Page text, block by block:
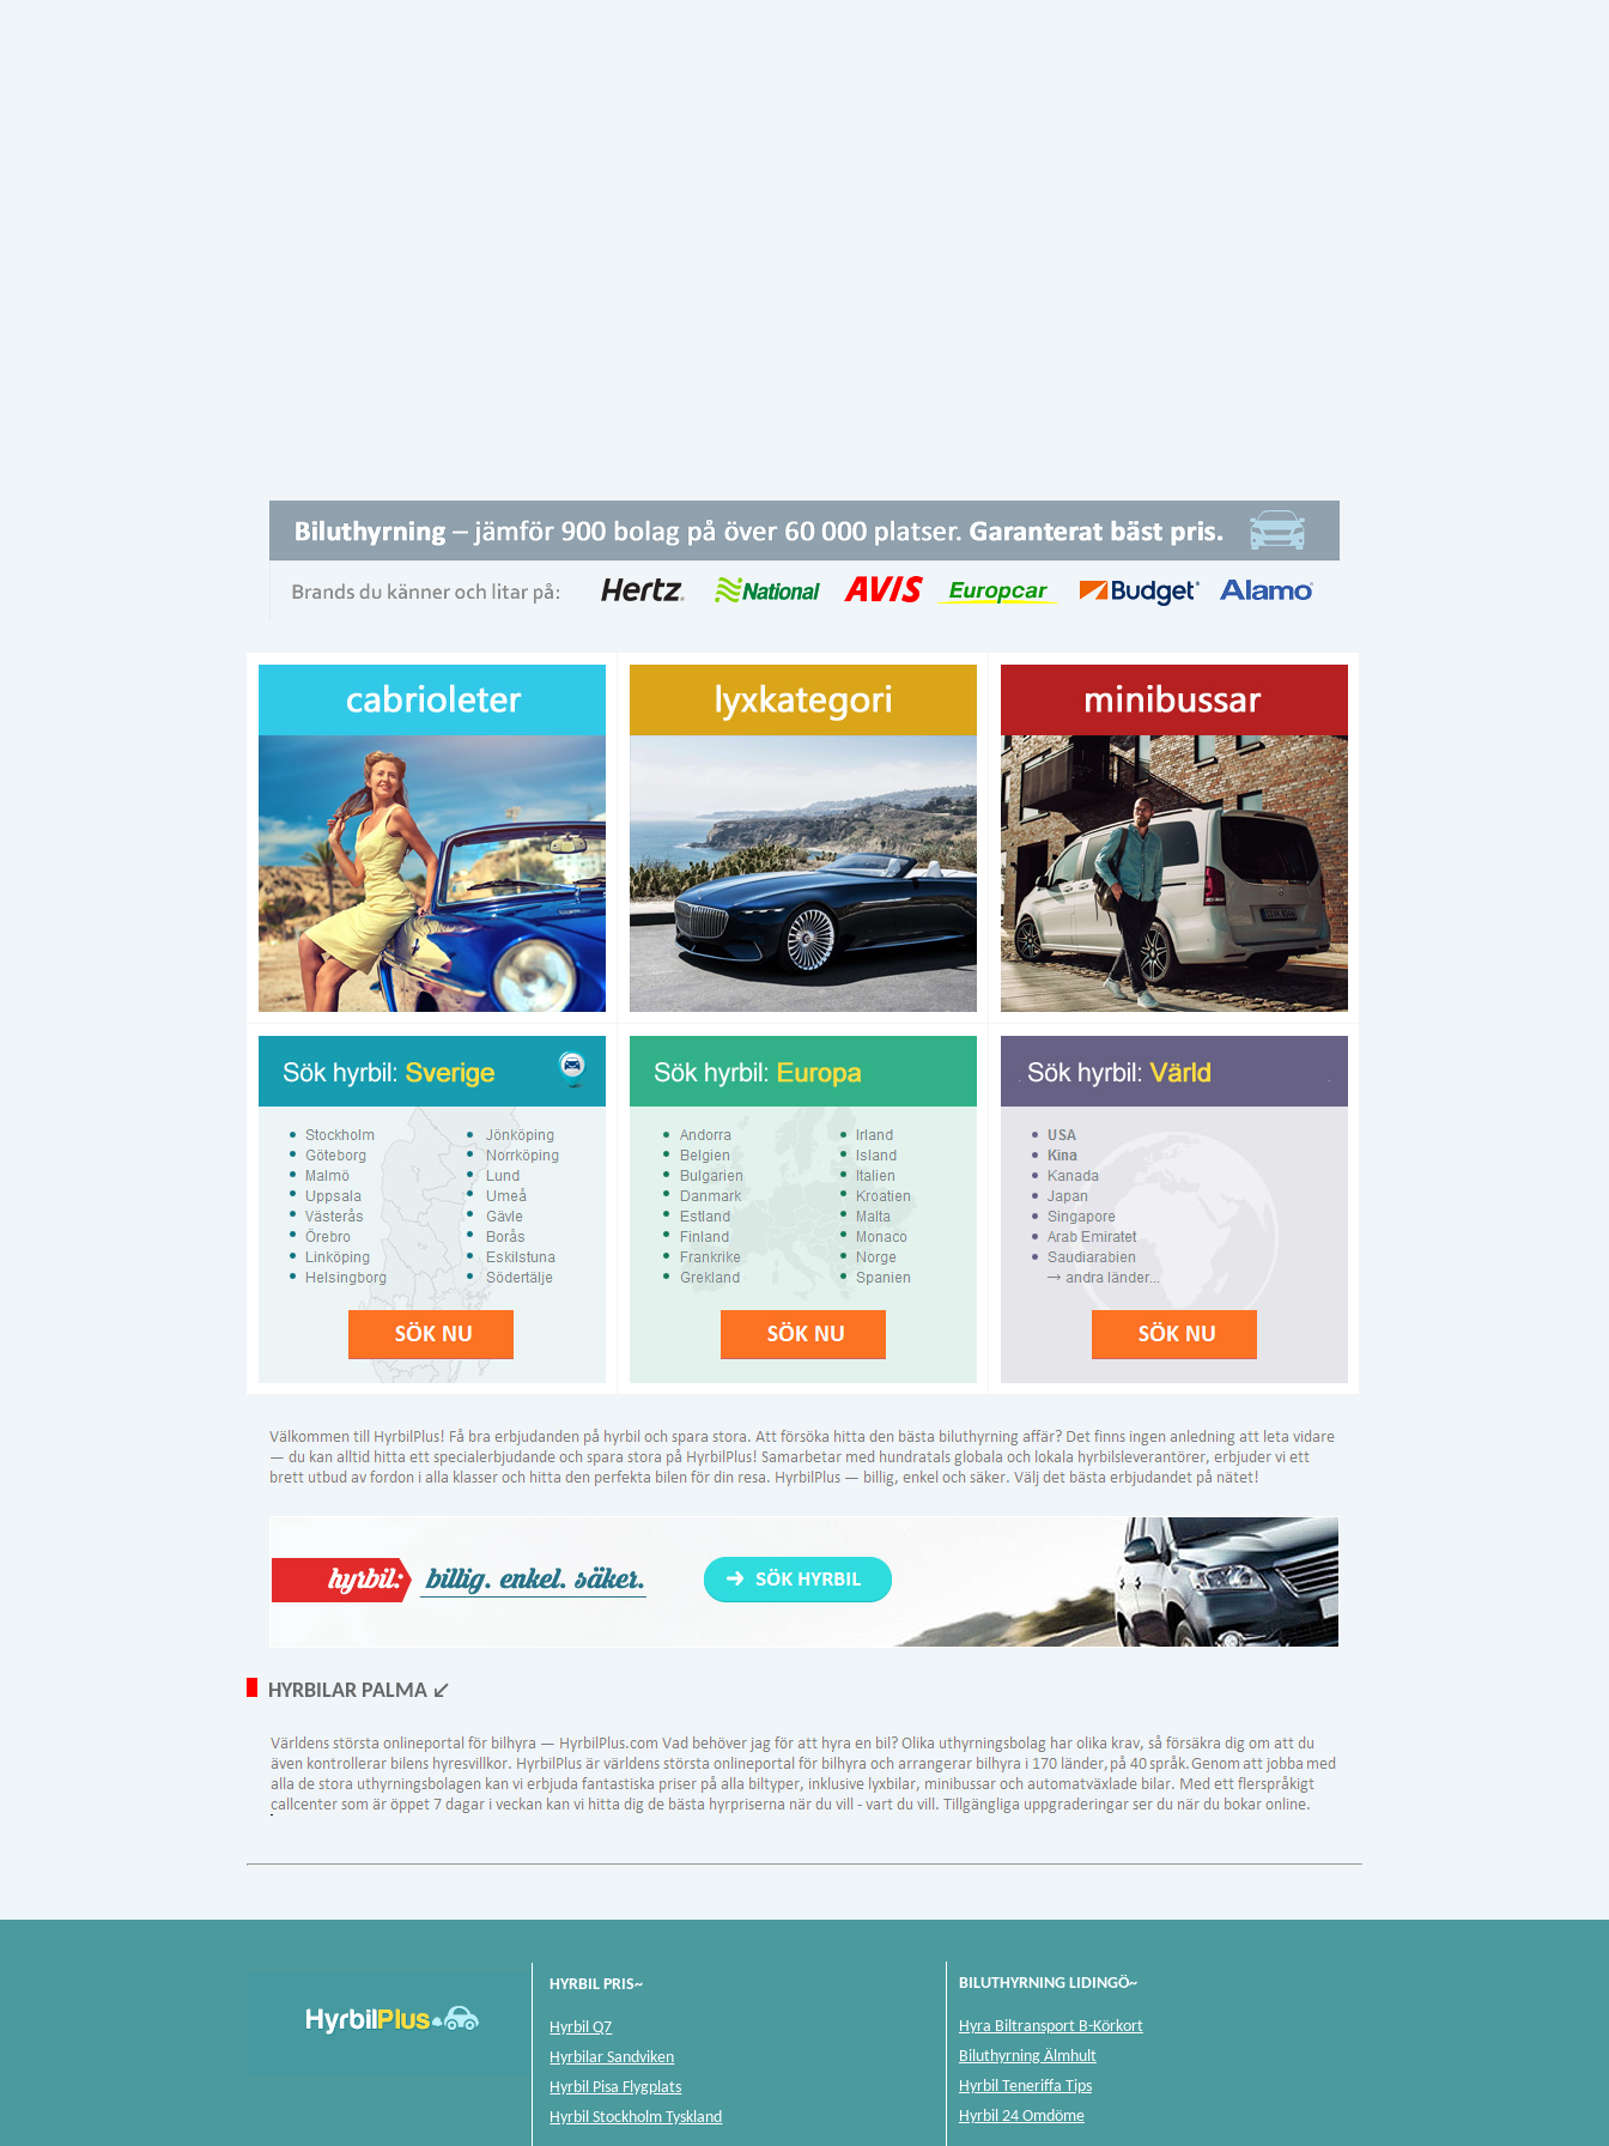
HYRBILAR PALMA ↙
HYRBIL PRIS~
Hyrbil Q7
Hyrbilar Sandviken
Hyrbil Pisa Flygplats
Hyrbil Stockholm Tyskland
BILUTHYRNING LIDINGÖ~
Hyra Biltransport B-Körkort
Biluthyrning Älmhult
Hyrbil Teneriffa Tips
Hyrbil 24 Omdöme